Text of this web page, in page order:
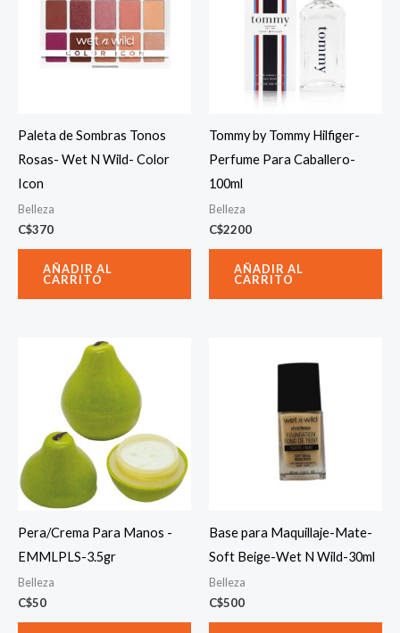
Paleta de Sombras Tonos
Rosas- Wet N Wild- Color
Icon
Belleza
C$370
AÑADIR AL
CARRITO
Tommy by Tommy Hilfiger-
Perfume Para Caballero-
100ml
Belleza
C$2200
AÑADIR AL
CARRITO
Pera/Crema Para Manos -
EMMLPLS-3.5gr
Belleza
C$50
Base para Maquillaje-Mate-
Soft Beige-Wet N Wild-30ml
Belleza
C$500